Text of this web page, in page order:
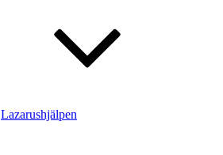
Lazarushjälpen